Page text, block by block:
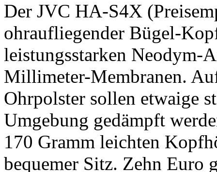
Der JVC HA-S4X
ohraufliegender Bügel-
leistungsstarken Neodym-
Millimeter-Membranen.
Ohrpolster sollen etwaige
Umgebung gedämpft
170 Gramm leichten
bequemer Sitz. Zehn Euro